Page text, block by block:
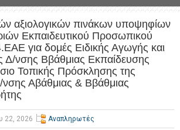
αξιολογικών πινάκων υποψηφίων
Εκπαιδευτικού Προσωπικού
για δομές Ειδικής Αγωγής και
Δ/νσης Ββάθμιας Εκπαίδευσης
Τοπικής Πρόσκλησης της
νσης Αβάθμιας & Ββάθμιας
22, 2026 Αναπληρωτές